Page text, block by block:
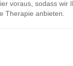
voraus, sodass wir
Therapie anbieten.